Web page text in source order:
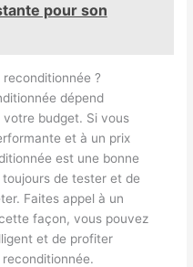
pour son
reconditionnée ?
dépend
budget. Si vous
et à un prix
est une bonne
de tester et de
Faites appel à un
façon, vous pouvez
et de profiter